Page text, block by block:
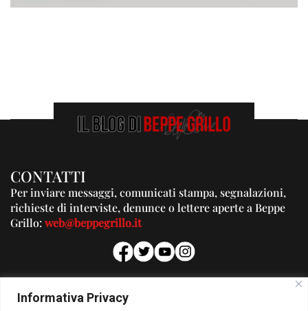
Informativa Privacy
CONTATTI
Per inviare messaggi, comunicati stampa, segnalazioni,
richieste di interviste, denunce o lettere aperte a Beppe
Grillo:web@beppegrillo.it
PUBBLICITA'
Per la tua pubblicità su questo Blog: